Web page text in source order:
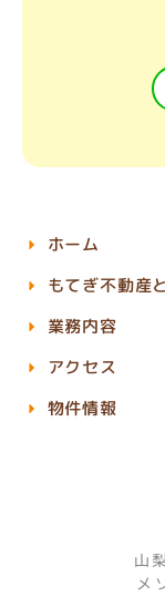
山
メ
ホーム
もてぎ不動産
業務内容
アクセス
物件情報